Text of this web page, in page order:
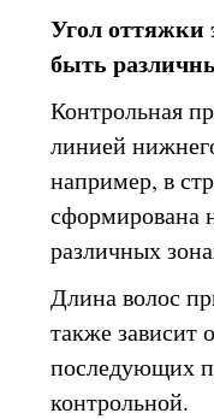
Угол оттяжки
быть
Контрольная
линией
например, в
сформирована
различных
Длина волос
также зависит
последующих
контрольной.